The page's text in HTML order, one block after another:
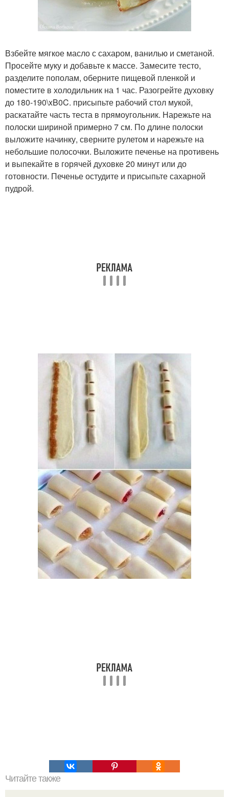
Взбейте мягкое масло с сахаром, ванилью и сметаной.
Просейте муку и добавьте к массе. Замесите тесто,
разделите пополам, оберните пищевой пленкой и
поместите в холодильник на 1 час. Разогрейте духовку
до 180-190\xB0C. присыпьте рабочий стол мукой,
раскатайте часть теста в прямоугольник. Нарежьте на
полоски шириной примерно 7 см. По длине полоски
выложите начинку, сверните рулетом и нарежьте на
небольшие полосочки. Выложите печенье на противень
и выпекайте в горячей духовке 20 минут или до
готовности. Печенье остудите и присыпьте сахарной
пудрой.
Читайте также